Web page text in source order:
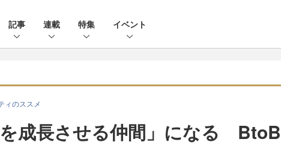
記事 連載 特集 イベント
ィのススメ
成長させる仲間」になる BtoB